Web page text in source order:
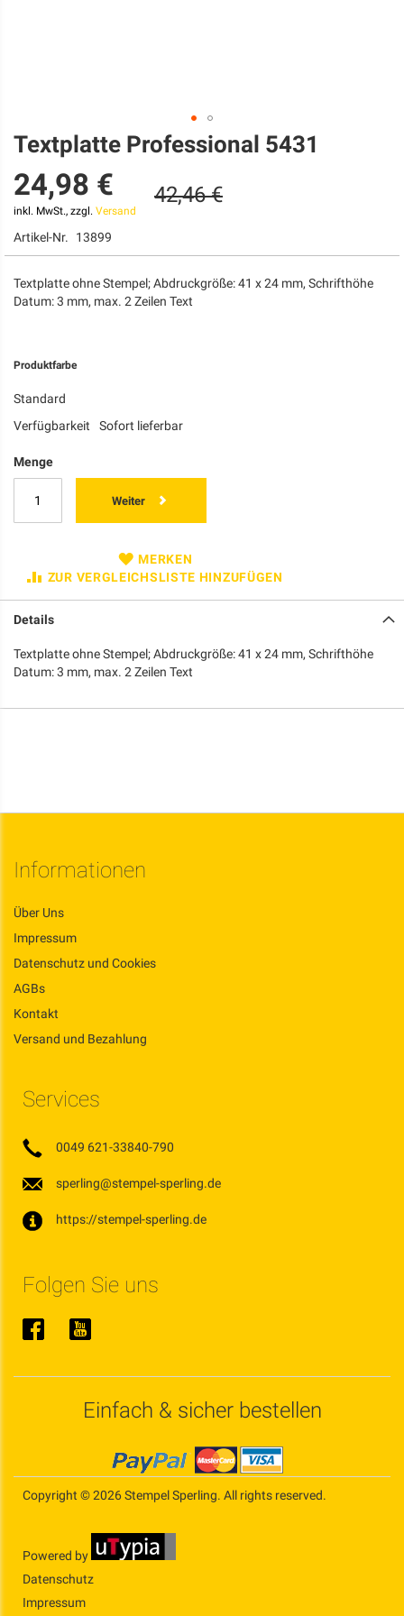
Zum
Anfang
der
Bildgalerie
springen
Textplatte Professional 5431
24,98 €
inkl. MwSt., zzgl. Versand
42,46 €
Artikel-Nr. 13899
Textplatte ohne Stempel; Abdruckgröße: 41 x 24 mm, Schrifthöhe
Datum: 3 mm, max. 2 Zeilen Text
Produktfarbe
Standard
Verfügbarkeit
Sofort lieferbar
Menge
Weiter
MERKEN
ZUR VERGLEICHSLISTE HINZUFÜGEN
Details
Textplatte ohne Stempel; Abdruckgröße: 41 x 24 mm, Schrifthöhe
Datum: 3 mm, max. 2 Zeilen Text
Informationen
Über Uns
Impressum
Datenschutz und Cookies
AGBs
Kontakt
Versand und Bezahlung
Services
0049 621-33840-790
sperling@stempel-sperling.de
https://stempel-sperling.de
Folgen Sie uns
Einfach & sicher bestellen
Copyright © 2026 Stempel Sperling. All rights reserved.
Powered by
Datenschutz
Impressum